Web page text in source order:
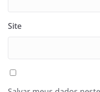
Site